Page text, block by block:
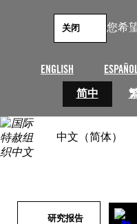
您希
ENGLISH
简中
关闭
中文（简体）
研究报告